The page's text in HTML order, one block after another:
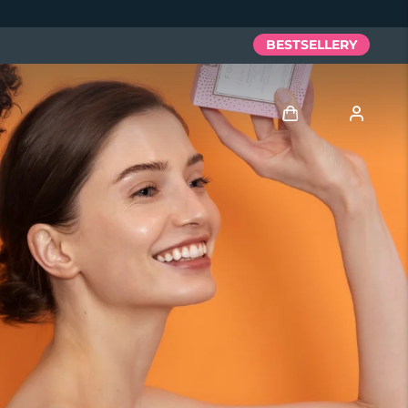
BESTSELLERY
Zaloguj
Profil użytkownika
Moje urządzenia
Moje zamówienia
Moje adresy
Moje subskrypcje